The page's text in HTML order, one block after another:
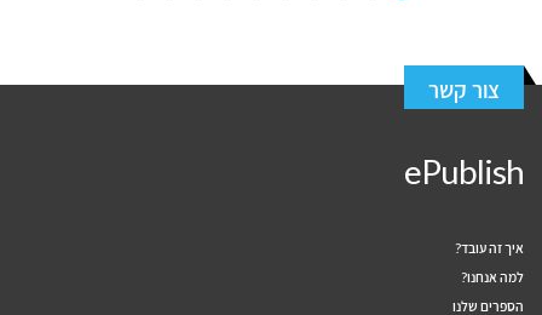
צור קשר
ePublish
איך זה עובד?
למה אנחנו?
הספרים שלנו